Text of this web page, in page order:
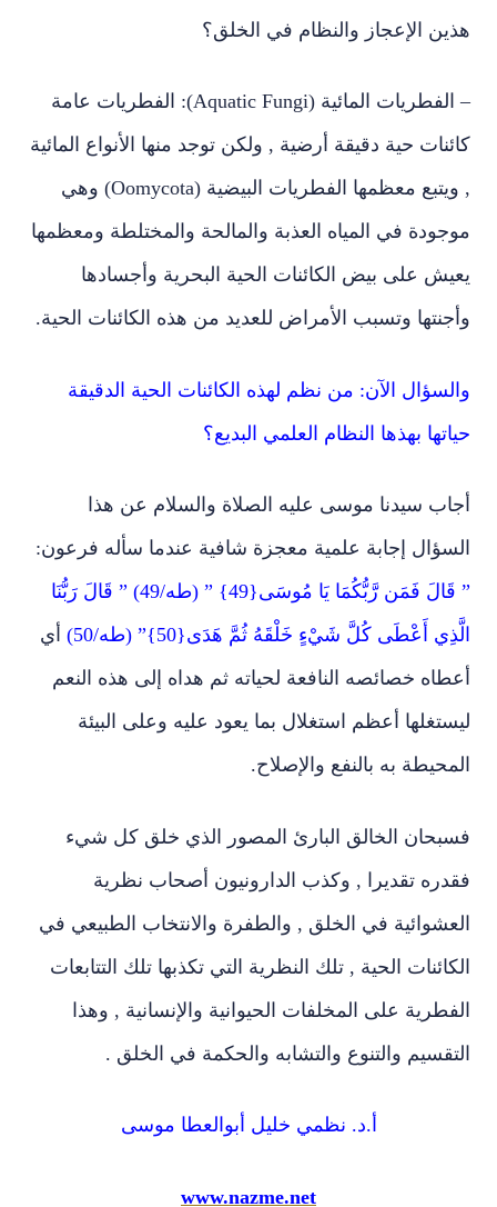
هذين الإعجاز والنظام في الخلق؟
– الفطريات المائية (Aquatic Fungi): الفطريات عامة
كائنات حية دقيقة أرضية , ولكن توجد منها الأنواع المائية
, ويتبع معظمها الفطريات البيضية (Oomycota) وهي
موجودة في المياه العذبة والمالحة والمختلطة ومعظمها
يعيش على بيض الكائنات الحية البحرية وأجسادها
وأجنتها وتسبب الأمراض للعديد من هذه الكائنات الحية.
والسؤال الآن: من نظم لهذه الكائنات الحية الدقيقة
حياتها بهذها النظام العلمي البديع؟
أجاب سيدنا موسى عليه الصلاة والسلام عن هذا
السؤال إجابة علمية معجزة شافية عندما سأله فرعون:
” قَالَ فَمَن رَّبُّكُمَا يَا مُوسَى{49} ” (طه/49) ” قَالَ رَبُّنَا
الَّذِي أَعْطَى كُلَّ شَيْءٍ خَلْقَهُ ثُمَّ هَدَى{50}” (طه/50)
أي
أعطاه خصائصه النافعة لحياته ثم هداه إلى هذه النعم
ليستغلها أعظم استغلال بما يعود عليه وعلى البيئة
المحيطة به بالنفع والإصلاح.
فسبحان الخالق البارئ المصور الذي خلق كل شيء
فقدره تقديرا , وكذب الدارونيون أصحاب نظرية
العشوائية في الخلق , والطفرة والانتخاب الطبيعي في
الكائنات الحية , تلك النظرية التي تكذبها تلك التتابعات
الفطرية على المخلفات الحيوانية والإنسانية , وهذا
التقسيم والتنوع والتشابه والحكمة في الخلق .
أ.د. نظمي خليل أبوالعطا موسى
www.nazme.net